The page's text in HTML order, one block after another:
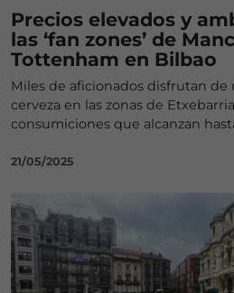
Precios elevados y
las ‘fan zones’ de
Tottenham en Bilbao
Miles de aficionados disfrutan de
cerveza en las zonas de
consumiciones que alcanzan
21/05/2025